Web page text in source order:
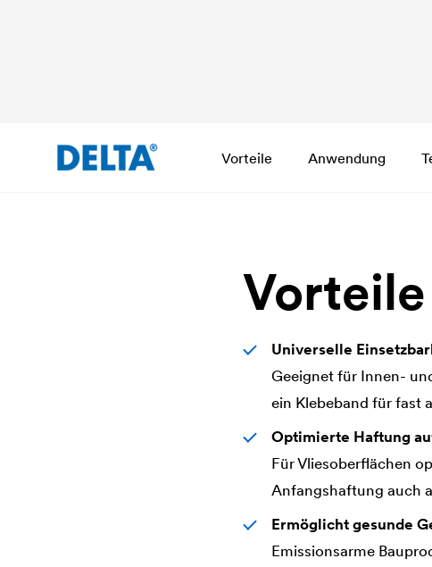
Vorteile Anwendung
Vorteile
Universelle
Geeignet für Innen-
ein Klebeband für fast
Optimierte Haftung
Für Vliesoberflächen
Anfangshaftung auch
Ermöglicht gesunde
Emissionsarme